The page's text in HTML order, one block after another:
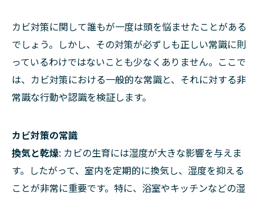
カビ対策に関して誰もが一度は頭を悩ませたことがある
でしょう。しかし、その対策が必ずしも正しい常識に則
っているわけではないことも少なくありません。ここで
は、カビ対策における一般的な常識と、それに対する非
常識な行動や認識を検証します。
カビ対策の常識
換気と乾燥: カビの生育には湿度が大きな影響を与えま
す。したがって、室内を定期的に換気し、湿度を抑える
ことが非常に重要です。特に、浴室やキッチンなどの湿